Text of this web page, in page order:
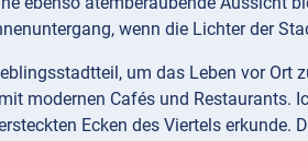
wenn die Lichter der
um das Leben vor Ort
modernen Cafés und Restaurants.
Ecken des Viertels erkunde.